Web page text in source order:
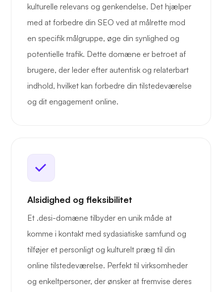
kulturelle relevans og genkendelse. Det hjælper
med at forbedre din SEO ved at målrette mod
en specifik målgruppe, øge din synlighed og
potentielle trafik. Dette domæne er betroet af
brugere, der leder efter autentisk og relaterbart
indhold, hvilket kan forbedre din tilstedeværelse
og dit engagement online.
Alsidighed og fleksibilitet
Et .desi-domæne tilbyder en unik måde at
komme i kontakt med sydasiatiske samfund og
tilføjer et personligt og kulturelt præg til din
online tilstedeværelse. Perfekt til virksomheder
og enkeltpersoner, der ønsker at fremvise deres